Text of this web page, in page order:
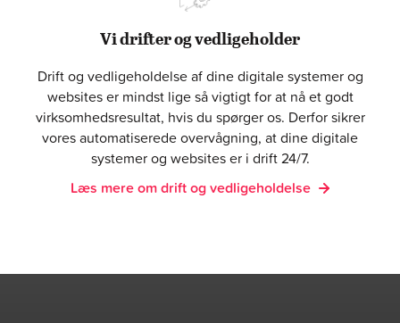
Vi drifter og vedligeholder
Drift og vedligeholdelse af dine digitale systemer og
websites er mindst lige så vigtigt for at nå et godt
virksomhedsresultat, hvis du spørger os. Derfor sikrer
vores automatiserede overvågning, at dine digitale
systemer og websites er i drift 24/7.
Læs mere om drift og vedligeholdelse